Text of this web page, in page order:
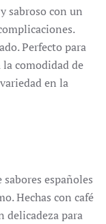
sabroso con un
Perfecto para
comodidad de
en la
españoles
Hechas con café
delicadeza para